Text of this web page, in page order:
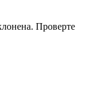
Проверте